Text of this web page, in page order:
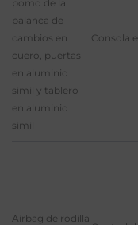
pomo de la
palanca de
cambios en
cuero, puertas
en aluminio
simil y tablero
en aluminio
simil
Consola
Airbag de rodilla